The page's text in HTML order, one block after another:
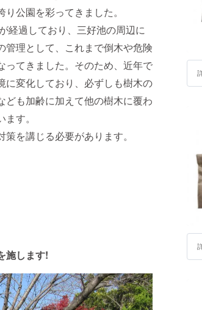
公園を彩ってきました。
経過しており、三好池の周辺に
理として、これまで倒木や危険
ってきました。そのため、近年で
に変化しており、必ずしも樹木の
も加齢に加えて他の樹木に覆わ
す。
を講じる必要があります。
施します!